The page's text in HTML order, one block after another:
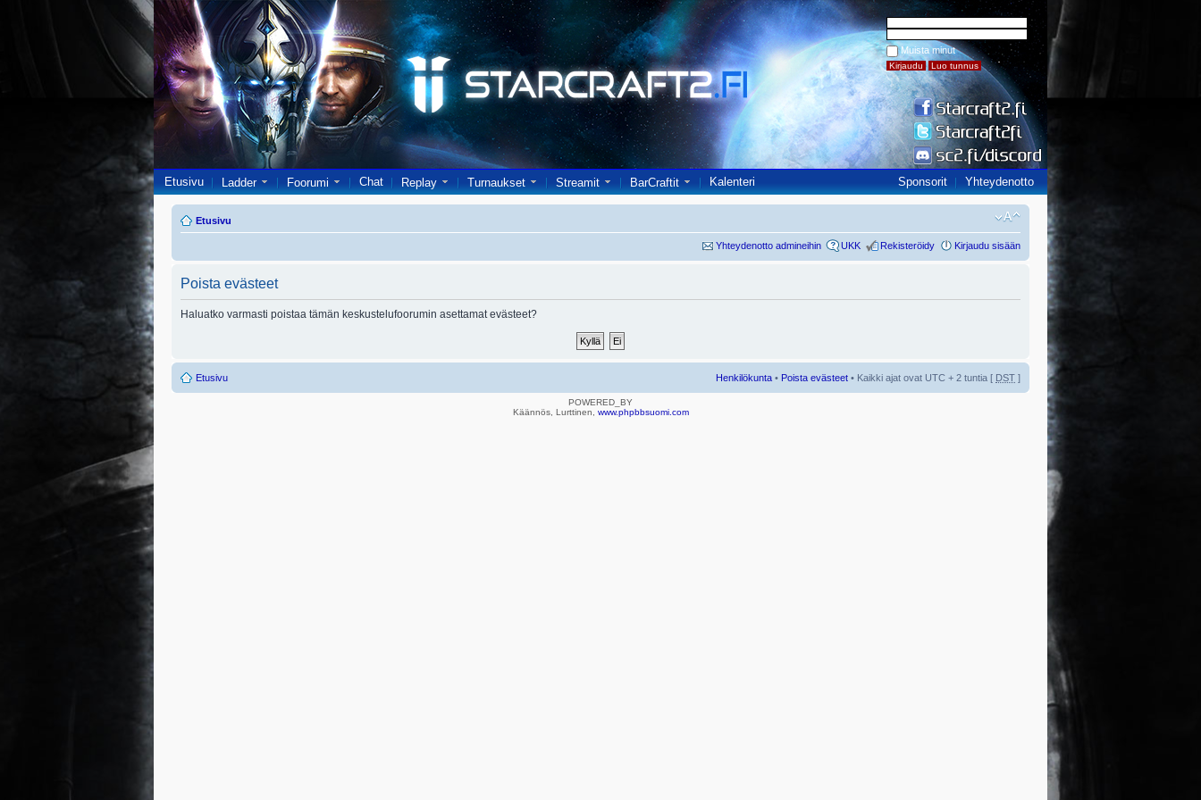
Muista minut
Etusivu Ladder Foorumi Chat Replay Turnaukset Streamit BarCraftit Kalenteri Sponsorit Yhteydenotto
Etusivu
Yhteydenotto admineihin UKK Rekisteröidy Kirjaudu sisään
Poista evästeet
Haluatko varmasti poistaa tämän keskustelufoorumin asettamat evästeet?
Etusivu Henkilökunta • Poista evästeet • Kaikki ajat ovat UTC + 2 tuntia [ DST ]
POWERED_BY
Käännös, Lurttinen, www.phpbbsuomi.com